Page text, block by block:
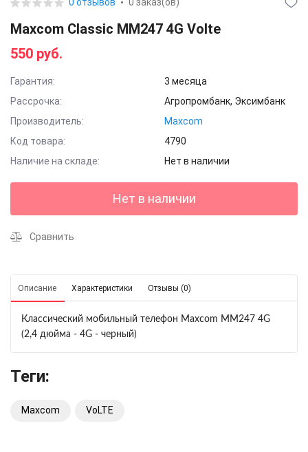
Maxcom Classic MM247 4G Volte
550 руб.
Гарантия:
3 месяца
Рассрочка:
Агропромбанк, Эксимбанк
Производитель:
Maxcom
Код товара:
4790
Наличие на складе:
Нет в наличии
Нет в наличии
Сравнить
Описание Характеристики Отзывы (0)
Классический мобильный телефон Maxcom MM247 4G
(2,4 дюйма - 4G - черный)
Теги:
Maxcom VoLTE